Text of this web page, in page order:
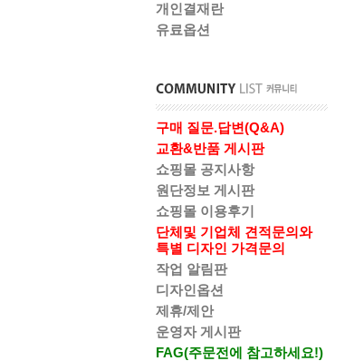
개인결재란
유료옵션
구매 질문.답변(Q&A)
교환&반품 게시판
쇼핑몰 공지사항
원단정보 게시판
쇼핑몰 이용후기
단체및 기업체 견적문의와
특별 디자인 가격문의
작업 알림판
디자인옵션
제휴/제안
운영자 게시판
FAG(주문전에 참고하세요!)